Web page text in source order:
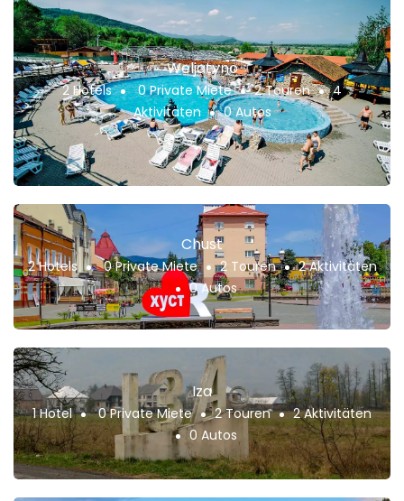
Weljatyno
2 Hotels 0 Private Miete 2 Touren
4
Aktivitäten
0 Autos
Chust
2 Hotels 0 Private Miete 2 Touren
2 Aktivitäten
0 Autos
Iza
1 Hotel 0 Private Miete 2 Touren
2 Aktivitäten
0 Autos